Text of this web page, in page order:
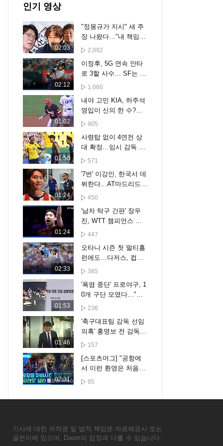
인기 영상
02:03
"정몽규가 지시" 새 주
장 나왔다…"내 책임
아니야" 결국
2,092
02:12
이정후, 5G 연속 안타
로 3할 사수… SF는 텍
사스에 무득점 완패 [스
1,060
01:02
내야 고민 KIA, 하주석
영입이 신의 한 수?…
박찬호 떠난 유격수 자
905
01:50
사령탑 없이 4연전 상
대 확정…임시 감독 시
험대
571
01:24
'7번' 이강인, 한국서 데
뷔한다…AT마드리드
투어 명단 확정, 오늘
450
01:24
'남자 탁구 간판' 장우
진, WTT 챔피언스 요
코하마 16강 진출 [스
447
02:33
오타니 시즌 첫 멀티홈
런에도…다저스, 컵스
에 6-7 패하며 6연패 수
385
01:53
'폭염 중단' 프로야구, 1
0개 구단 모였다…"더
세분화한 대책 만든다"
236
01:46
'축구대표팀 감독 선임
의혹' 홍명보 전 감독
첫 소환조사
157
02:31
[스포츠머그] "공항에
서 이런 환영은 처음이
야"…'파라오' 살라도
역대급 환대
95
기사에 대한 저작권 및 법적 책임은 자료제공사 또는
글쓴이에 있으며, Daum의 입장과 다를 수 있습니다.